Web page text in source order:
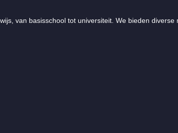
van basisschool tot universiteit. We bieden